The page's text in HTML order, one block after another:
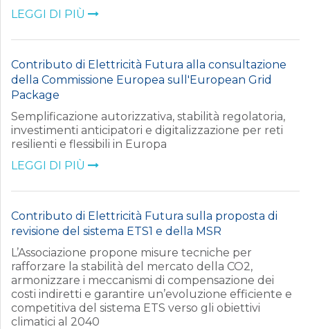
LEGGI DI PIÙ
Contributo di Elettricità Futura alla consultazione
della Commissione Europea sull'European Grid
Package
Semplificazione autorizzativa, stabilità regolatoria,
investimenti anticipatori e digitalizzazione per reti
resilienti e flessibili in Europa
LEGGI DI PIÙ
Contributo di Elettricità Futura sulla proposta di
revisione del sistema ETS1 e della MSR
L’Associazione propone misure tecniche per
rafforzare la stabilità del mercato della CO2,
armonizzare i meccanismi di compensazione dei
costi indiretti e garantire un’evoluzione efficiente e
competitiva del sistema ETS verso gli obiettivi
climatici al 2040